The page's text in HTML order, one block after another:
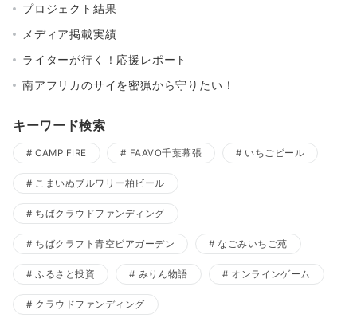
プロジェクト結果
メディア掲載実績
ライターが行く！応援レポート
南アフリカのサイを密猟から守りたい！
キーワード検索
CAMP FIRE FAAVO千葉幕張 いちごビール
こまいぬブルワリー柏ビール
ちばクラウドファンディング
ちばクラフト青空ビアガーデン なごみいちご苑
ふるさと投資 みりん物語 オンラインゲーム
クラウドファンディング